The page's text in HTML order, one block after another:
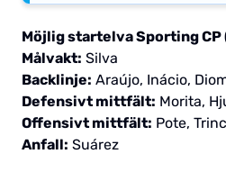
Möjlig startelva Sporting
Målvakt: Silva
Backlinje: Araújo, Inácio,
Defensivt mittfält: Morita,
Offensivt mittfält: Pote,
Anfall: Suárez